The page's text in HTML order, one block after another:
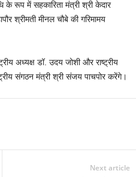
के रूप में सहकारिता मंत्री श्री केदार
श्रीमती मीनल चौबे की गरिमामय
अध्यक्ष डॉ. उदय जोशी और राष्ट्रीय
संगठन मंत्री श्री संजय पाचपोर करेंगे।
Next article